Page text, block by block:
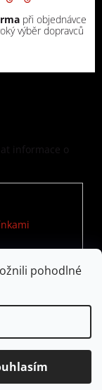
pohodlné
při objednávce
výběr dopravců
informace o
vyhrazena.